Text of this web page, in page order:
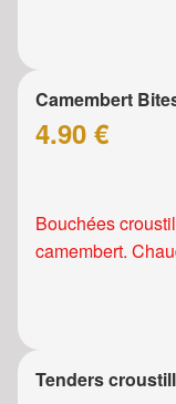
Camembert
4.90 €
Bouchées
camembert.
Tenders